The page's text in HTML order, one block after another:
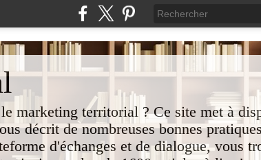
marketing territorial ? Ce site met à
décrit de nombreuses bonnes
d'échanges et de dialogue, vous